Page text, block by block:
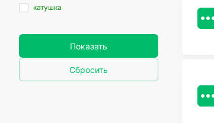
катушка
Показать
Сбросить